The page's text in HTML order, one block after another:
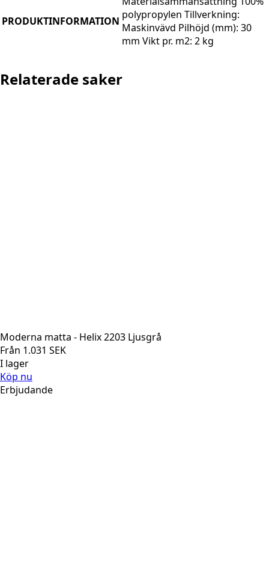
PRODUKTINFORMATION polypropylen Tillverkning:
Maskinvävd Pilhöjd (mm): 30
mm Vikt pr. m2: 2 kg
Relaterade saker
Moderna matta - Helix 2203 Ljusgrå
Från 1.031 SEK
I lager
Köp nu
Erbjudande